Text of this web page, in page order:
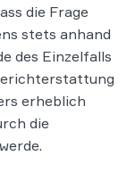
die Frage
stets anhand
des Einzelfalls
erheblich
die